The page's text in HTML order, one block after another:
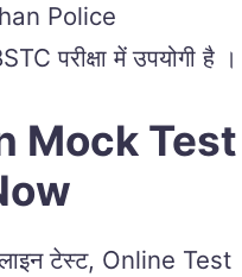
Police
परीक्षा में उपयोगी है ।
Mock Test
टेस्ट, Online Test